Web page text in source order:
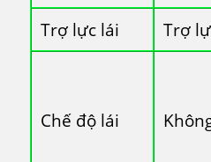
Trợ lực lái Trợ
Chế độ lái